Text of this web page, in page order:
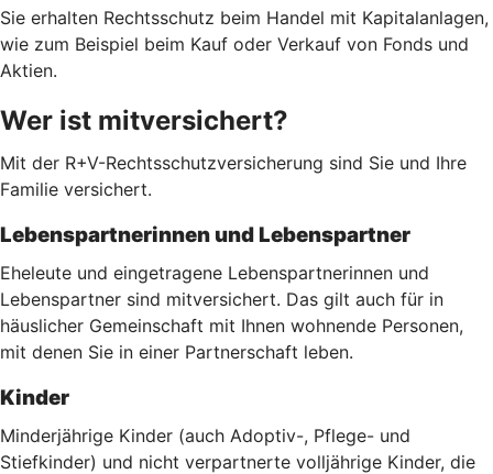
Sie erhalten Rechtsschutz beim Handel mit Kapitalanlagen,
wie zum Beispiel beim Kauf oder Verkauf von Fonds und
Aktien.
Wer ist mitversichert?
Mit der R+V-Rechtsschutzversicherung sind Sie und Ihre
Familie versichert.
Lebenspartnerinnen und Lebenspartner
Eheleute und eingetragene Lebenspartnerinnen und
Lebenspartner sind mitversichert. Das gilt auch für in
häuslicher Gemeinschaft mit Ihnen wohnende Personen,
mit denen Sie in einer Partnerschaft leben.
Kinder
Minderjährige Kinder (auch Adoptiv-, Pflege- und
Stiefkinder) und nicht verpartnerte volljährige Kinder, die